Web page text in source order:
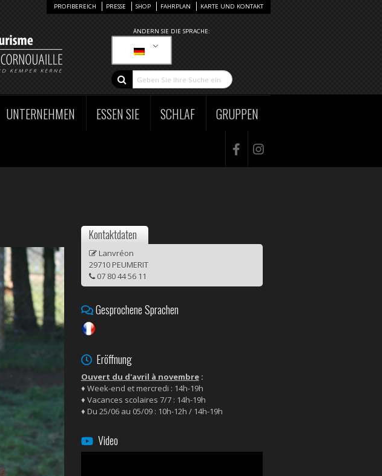
ÄNDERN SIE DIE SPRACHE:
PROFIBEREICH PRESSE SHOP FAHRPLAN KARTE UND KONTAKT
UNTERNEHMEN ESSEN SIE SCHLAF GRUPPEN
Kontaktdaten
Lanvréon
29710 PEUMERIT
07 80 44 56 11
Gesprochene Sprachen
Eröffnung
Ouvert du d'avril à novembre:
♦ Week-end et mercredi : 14h-19h
♦ Vacances scolaires 7/7 : 14h-19h
♦ Du 25/06 au 05/09 : 10h-12h / 14h-19h
Video